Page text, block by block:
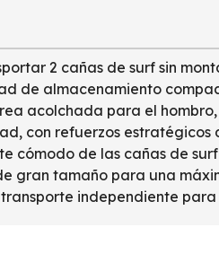
2 cañas de surf sin
de almacenamiento
acolchada para el
con refuerzos
cómodo de las cañas de
gran tamaño para una
independiente